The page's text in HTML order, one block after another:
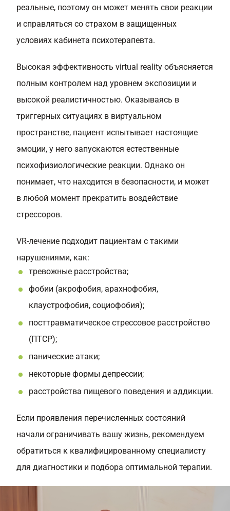
реальные, поэтому он может менять свои реакции
и справляться со страхом в защищенных
условиях кабинета психотерапевта.
Высокая эффективность virtual reality объясняется
полным контролем над уровнем экспозиции и
высокой реалистичностью. Оказываясь в
триггерных ситуациях в виртуальном
пространстве, пациент испытывает настоящие
эмоции, у него запускаются естественные
психофизиологические реакции. Однако он
понимает, что находится в безопасности, и может
в любой момент прекратить воздействие
стрессоров.
VR-лечение подходит пациентам с такими
нарушениями, как:
тревожные расстройства;
фобии (акрофобия, арахнофобия,
клаустрофобия, социофобия);
посттравматическое стрессовое расстройство
(ПТСР);
панические атаки;
некоторые формы депрессии;
расстройства пищевого поведения и аддикции.
Если проявления перечисленных состояний
начали ограничивать вашу жизнь, рекомендуем
обратиться к квалифицированному специалисту
для диагностики и подбора оптимальной терапии.